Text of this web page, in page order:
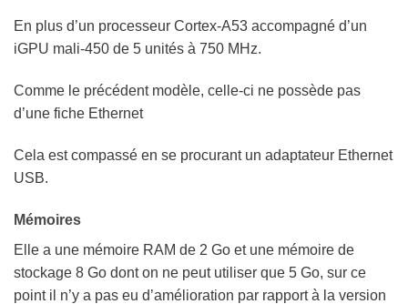
En plus d’un processeur Cortex-A53 accompagné d’un
iGPU mali-450 de 5 unités à 750 MHz.
Comme le précédent modèle, celle-ci ne possède pas
d’une fiche Ethernet
Cela est compassé en se procurant un adaptateur Ethernet
USB.
Mémoires
Elle a une mémoire RAM de 2 Go et une mémoire de
stockage 8 Go dont on ne peut utiliser que 5 Go, sur ce
point il n’y a pas eu d’amélioration par rapport à la version